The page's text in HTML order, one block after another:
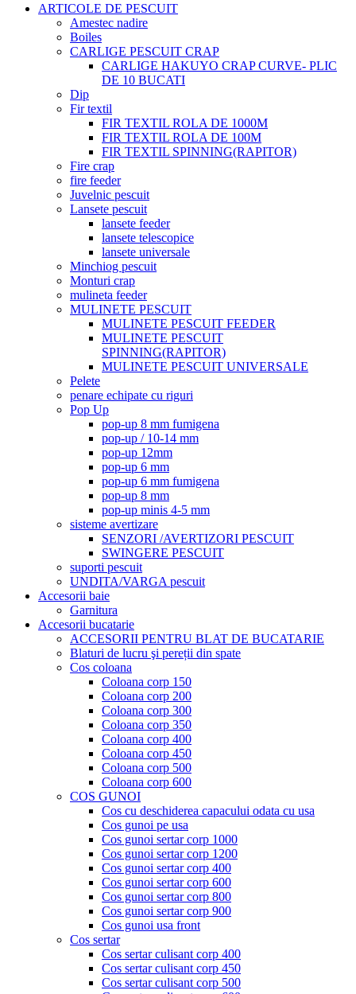
ARTICOLE DE PESCUIT
Amestec nadire
Boiles
CARLIGE PESCUIT CRAP
CARLIGE HAKUYO CRAP CURVE- PLIC
DE 10 BUCATI
Dip
Fir textil
FIR TEXTIL ROLA DE 1000M
FIR TEXTIL ROLA DE 100M
FIR TEXTIL SPINNING(RAPITOR)
Fire crap
fire feeder
Juvelnic pescuit
Lansete pescuit
lansete feeder
lansete telescopice
lansete universale
Minchiog pescuit
Monturi crap
mulineta feeder
MULINETE PESCUIT
MULINETE PESCUIT FEEDER
MULINETE PESCUIT
SPINNING(RAPITOR)
MULINETE PESCUIT UNIVERSALE
Pelete
penare echipate cu riguri
Pop Up
pop-up 8 mm fumigena
pop-up / 10-14 mm
pop-up 12mm
pop-up 6 mm
pop-up 6 mm fumigena
pop-up 8 mm
pop-up minis 4-5 mm
sisteme avertizare
SENZORI /AVERTIZORI PESCUIT
SWINGERE PESCUIT
suporti pescuit
UNDITA/VARGA pescuit
Accesorii baie
Garnitura
Accesorii bucatarie
ACCESORII PENTRU BLAT DE BUCATARIE
Blaturi de lucru şi pereții din spate
Cos coloana
Coloana corp 150
Coloana corp 200
Coloana corp 300
Coloana corp 350
Coloana corp 400
Coloana corp 450
Coloana corp 500
Coloana corp 600
COS GUNOI
Cos cu deschiderea capacului odata cu usa
Cos gunoi pe usa
Cos gunoi sertar corp 1000
Cos gunoi sertar corp 1200
Cos gunoi sertar corp 400
Cos gunoi sertar corp 600
Cos gunoi sertar corp 800
Cos gunoi sertar corp 900
Cos gunoi usa front
Cos sertar
Cos sertar culisant corp 400
Cos sertar culisant corp 450
Cos sertar culisant corp 500